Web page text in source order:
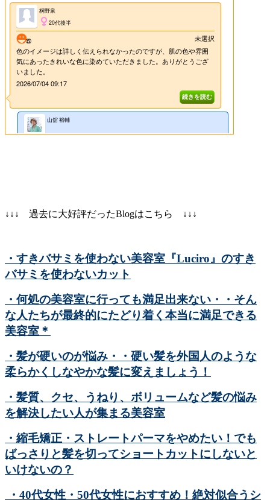
↓↓↓ 過去に大好評だったBlogはこちら ↓↓↓
・すきバサミを使わない美容室『Luciro』のすき
バサミを使わないカット
・何処の美容室に行っても満足出来ない・・そん
な人たちが最終的にたどり着く本当に満足できる
美容室＊
・髪が硬いのが悩み・・硬い髪を外国人のような
柔らかくしなやかな髪に変えましょう！
・髪質、クセ、うねり、ボリュームなど髪の悩み
を解決したい人が集まる美容室
・縮毛矯正・ストレートパーマをやめたい！でも
ばっさりと髪を切ってショートカットにしないと
いけないの？
・40代女性・50代女性におすすめ！絶対似合うシ